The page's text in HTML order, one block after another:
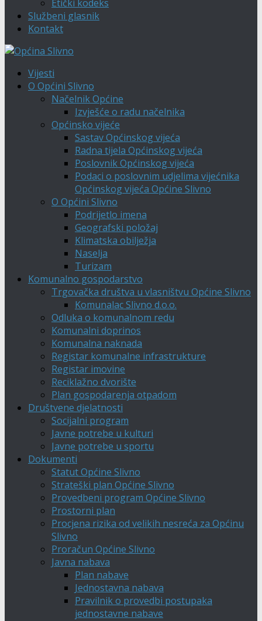
Etički kodeks
Službeni glasnik
Kontakt
Vijesti
O Općini Slivno
Načelnik Općine
Izvješće o radu načelnika
Općinsko vijeće
Sastav Općinskog vijeća
Radna tijela Općinskog vijeća
Poslovnik Općinskog vijeća
Podaci o poslovnim udjelima vijećnika
Općinskog vijeća Općine Slivno
O Općini Slivno
Podrijetlo imena
Geografski položaj
Klimatska obilježja
Naselja
Turizam
Komunalno gospodarstvo
Trgovačka društva u vlasništvu Općine Slivno
Komunalac Slivno d.o.o.
Odluka o komunalnom redu
Komunalni doprinos
Komunalna naknada
Registar komunalne infrastrukture
Registar imovine
Reciklažno dvorište
Plan gospodarenja otpadom
Društvene djelatnosti
Socijalni program
Javne potrebe u kulturi
Javne potrebe u sportu
Dokumenti
Statut Općine Slivno
Strateški plan Općine Slivno
Provedbeni program Općine Slivno
Prostorni plan
Procjena rizika od velikih nesreća za Općinu
Slivno
Proračun Općine Slivno
Javna nabava
Plan nabave
Jednostavna nabava
Pravilnik o provedbi postupaka
jednostavne nabave